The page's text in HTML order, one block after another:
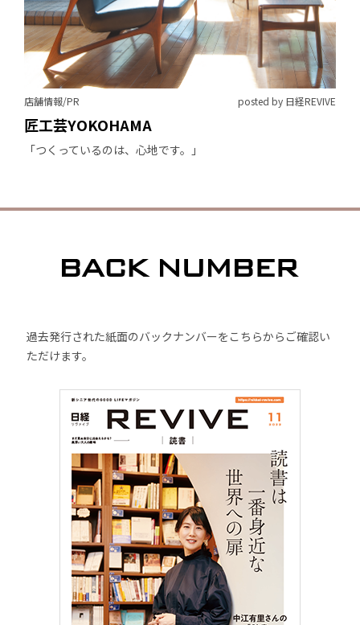
店舗情報/PR posted by 日経REVIVE
匠工芸YOKOHAMA
「つくっているのは、心地です。」
過去発行された紙面のバックナンバーをこちらからご確認い
ただけます。